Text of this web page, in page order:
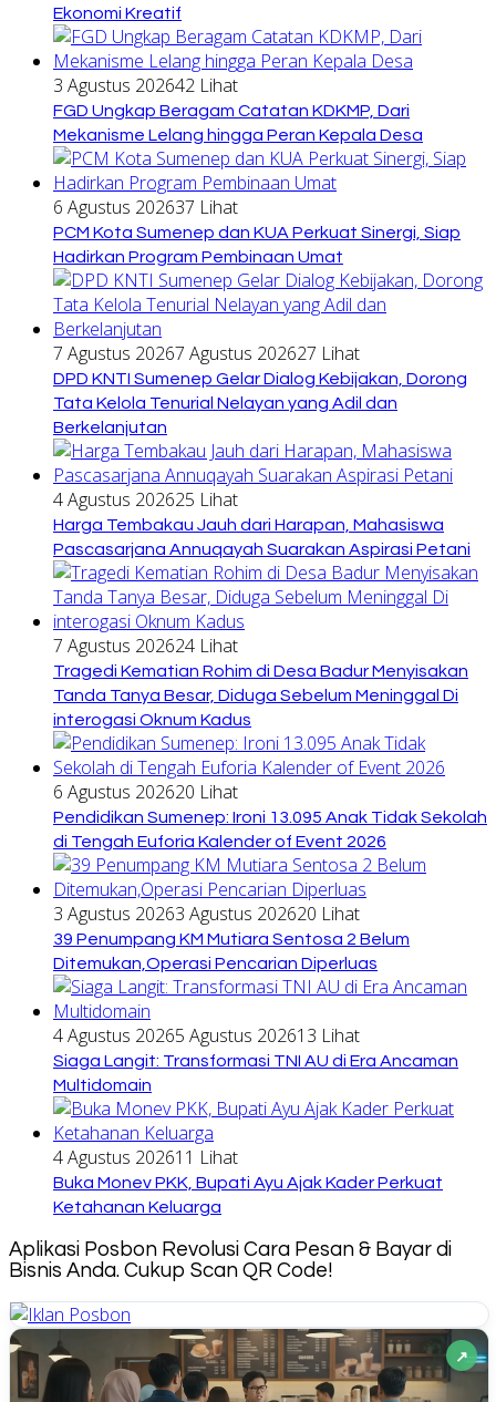
Ekonomi Kreatif
3 Agustus 202642 Lihat
FGD Ungkap Beragam Catatan KDKMP, Dari
Mekanisme Lelang hingga Peran Kepala Desa
6 Agustus 202637 Lihat
PCM Kota Sumenep dan KUA Perkuat Sinergi, Siap
Hadirkan Program Pembinaan Umat
7 Agustus 20267 Agustus 202627 Lihat
DPD KNTI Sumenep Gelar Dialog Kebijakan, Dorong
Tata Kelola Tenurial Nelayan yang Adil dan
Berkelanjutan
4 Agustus 202625 Lihat
Harga Tembakau Jauh dari Harapan, Mahasiswa
Pascasarjana Annuqayah Suarakan Aspirasi Petani
7 Agustus 202624 Lihat
Tragedi Kematian Rohim di Desa Badur Menyisakan
Tanda Tanya Besar, Diduga Sebelum Meninggal Di
interogasi Oknum Kadus
6 Agustus 202620 Lihat
Pendidikan Sumenep: Ironi 13.095 Anak Tidak Sekolah
di Tengah Euforia Kalender of Event 2026
3 Agustus 20263 Agustus 202620 Lihat
39 Penumpang KM Mutiara Sentosa 2 Belum
Ditemukan,Operasi Pencarian Diperluas
4 Agustus 20265 Agustus 202613 Lihat
Siaga Langit: Transformasi TNI AU di Era Ancaman
Multidomain
4 Agustus 202611 Lihat
Buka Monev PKK, Bupati Ayu Ajak Kader Perkuat
Ketahanan Keluarga
Aplikasi Posbon Revolusi Cara Pesan & Bayar di
Bisnis Anda. Cukup Scan QR Code!
↗